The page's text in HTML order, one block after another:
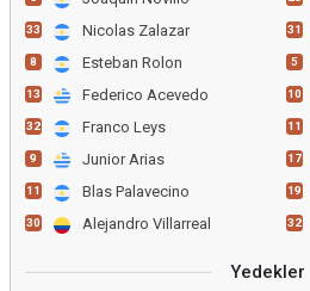
33 Nicolas Zalazar
8 Esteban Rolon
13 Federico Acevedo
32 Franco Leys
9 Junior Arias
11 Blas Palavecino
30 Alejandro Villarreal
31
5
10
11
17
19
32
Yedekler